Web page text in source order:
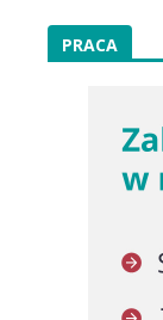
PRACA